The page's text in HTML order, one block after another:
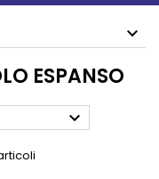
ESPANSO
